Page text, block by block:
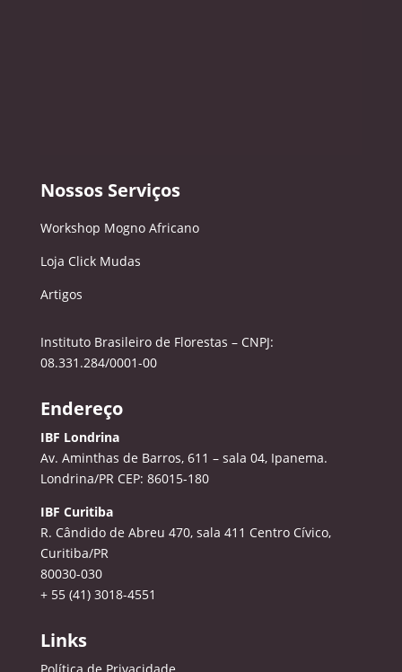
Nossos Serviços
Workshop Mogno Africano
Loja Click Mudas
Artigos
Instituto Brasileiro de Florestas – CNPJ:
08.331.284/0001-00
Endereço
IBF Londrina
Av. Aminthas de Barros, 611 – sala 04, Ipanema.
Londrina/PR CEP: 86015-180
IBF Curitiba
R. Cândido de Abreu 470, sala 411 Centro Cívico,
Curitiba/PR
80030-030
+ 55 (41) 3018-4551
Links